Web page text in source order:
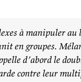
à manipuler
en groupes.
d’abord le
contre leur